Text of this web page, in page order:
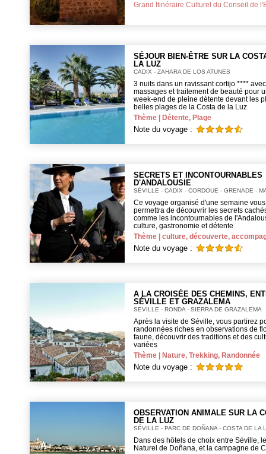
Grand Itinéraire Culturel du Conseil de
SÉJOUR BIEN-ÊTRE SUR LA
LA LUZ
CADIX - ZAHARA DE LOS ATUNES
3 nuits dans un ravissant cortijo **** avec
massages et traitement de beauté pour
week-end de pleine détente devant les
belles plages de la Costa de la Luz
Thème | Détente, Plage
Note du voyage :
SECRETS ET INCONTOURNABLES
D'ANDALOUSIE
SÉVILLE - CADIX - CORDOUE - GRENADE -
Ce voyage organisé d'une semaine vous
permettra de découvrir les secrets
comme les incontournables de
culture, gastronomie et détente
Thème | culture, découverte,
Note du voyage :
A LA CROISÉE DES CHEMINS,
SÉVILLE ET GRAZALEMA
SEVILLE - RONDA - SIERRA DE GRAZALEMA
Après la visite de Séville, vous partirez
randonnées riches en observations de
faune, découvrir des traditions et des
variées
Thème | Nature, Trekking, Randonnée
Note du voyage :
OBSERVATION ANIMALE SUR LA
DE LA LUZ
SÉVILLE - PARC DE DOÑANA - COSTA DE LA
Dans des hôtels de choix entre Séville,
Naturel de Doñana, et la campagne de